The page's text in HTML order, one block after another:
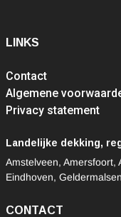
LINKS
Contact
Algemene
Privacy statement
Landelijke dekking,
Amstelveen, Amersfoort,
Eindhoven,
CONTACT